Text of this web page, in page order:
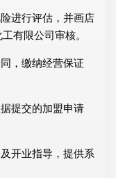
进行评估，并画店
有限公司审核。
，缴纳经营保证
提交的加盟申请
开业指导，提供系